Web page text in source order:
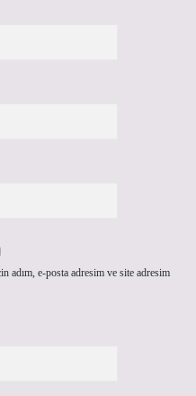
adım, e-posta adresim ve site adresim